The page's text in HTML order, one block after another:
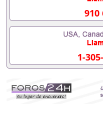
551190476要定居国外
入职事业单位/国企假的
国企/事业单位需要些什
证在国内能用吗, 挂科
了怎么办, 没有正常毕
办学历认证吗,您是否
毕业551190476您是否
教育部认证在校挂科了
怎么办551190476找工
910
1-